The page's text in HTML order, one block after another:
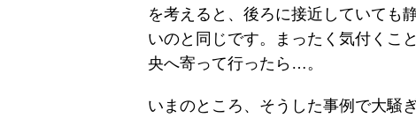
を考えると、後ろに接近していても
いのと同じです。まったく気付くこ
央へ寄って行ったら…。
いまのところ、そうした事例で大騒